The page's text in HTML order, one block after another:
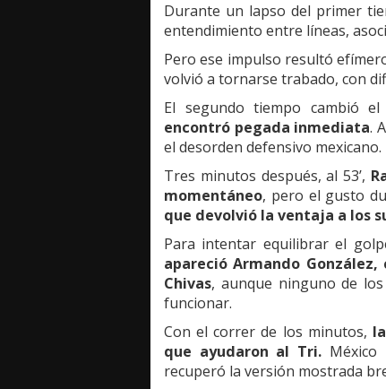
Durante un lapso del primer
entendimiento entre líneas,
Pero ese impulso resultó
volvió a tornarse trabado, con
El segundo tiempo cambió
encontró pegada inmediata.
el desorden defensivo mexicano.
Tres minutos después, al 53’,
momentáneo, pero el gusto
que devolvió la ventaja a los
Para intentar equilibrar el
apareció Armando
Chivas, aunque ninguno de
funcionar.
Con el correr de los minutos,
que ayudaron al Tri.
recuperó la versión mostrada